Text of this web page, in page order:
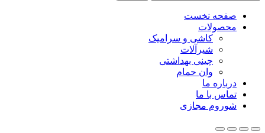
صفحه نخست
محصولات
کاشی و سرامیک
شیرآلات
چینی بهداشتی
وان حمام
درباره ما
تماس با ما
شوروم مجازی